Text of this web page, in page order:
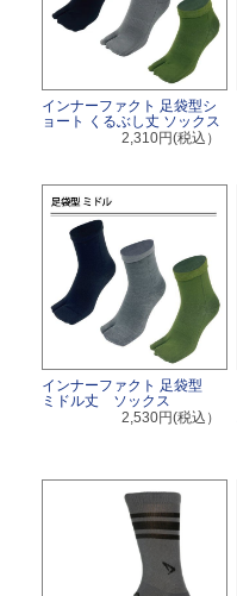
インナーファクト 足袋型シ
ョート くるぶし丈 ソックス
2,310円(税込）
インナーファクト 足袋型
ミドル丈 ソックス
2,530円(税込）